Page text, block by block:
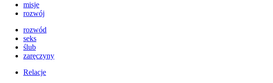
misje
rozwój
rozwód
seks
ślub
zaręczyny
Relacje